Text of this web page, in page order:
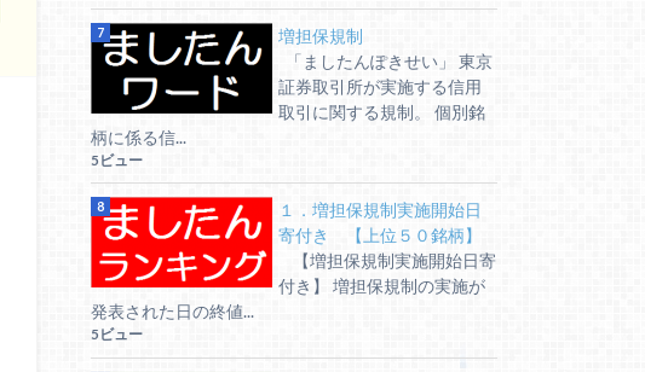
増担保規制
「ましたんぽきせい」 東京
証券取引所が実施する信用
取引に関する規制。 個別銘
柄に係る信...
5ビュー
１．増担保規制実施開始日
寄付き 【上位５０銘柄】
【増担保規制実施開始日寄
付き】 増担保規制の実施が
発表された日の終値...
5ビュー